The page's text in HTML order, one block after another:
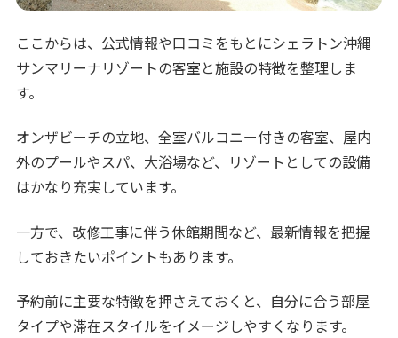
ここからは、公式情報や口コミをもとにシェラトン沖縄
サンマリーナリゾートの客室と施設の特徴を整理しま
す。
オンザビーチの立地、全室バルコニー付きの客室、屋内
外のプールやスパ、大浴場など、リゾートとしての設備
はかなり充実しています。
一方で、改修工事に伴う休館期間など、最新情報を把握
しておきたいポイントもあります。
予約前に主要な特徴を押さえておくと、自分に合う部屋
タイプや滞在スタイルをイメージしやすくなります。